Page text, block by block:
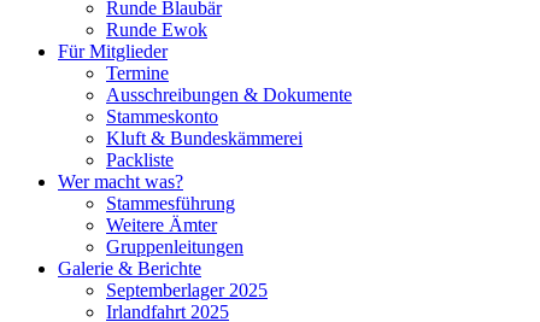
Runde Blaubär
Runde Ewok
Für Mitglieder
Termine
Ausschreibungen & Dokumente
Stammeskonto
Kluft & Bundeskämmerei
Packliste
Wer macht was?
Stammesführung
Weitere Ämter
Gruppenleitungen
Galerie & Berichte
Septemberlager 2025
Irlandfahrt 2025